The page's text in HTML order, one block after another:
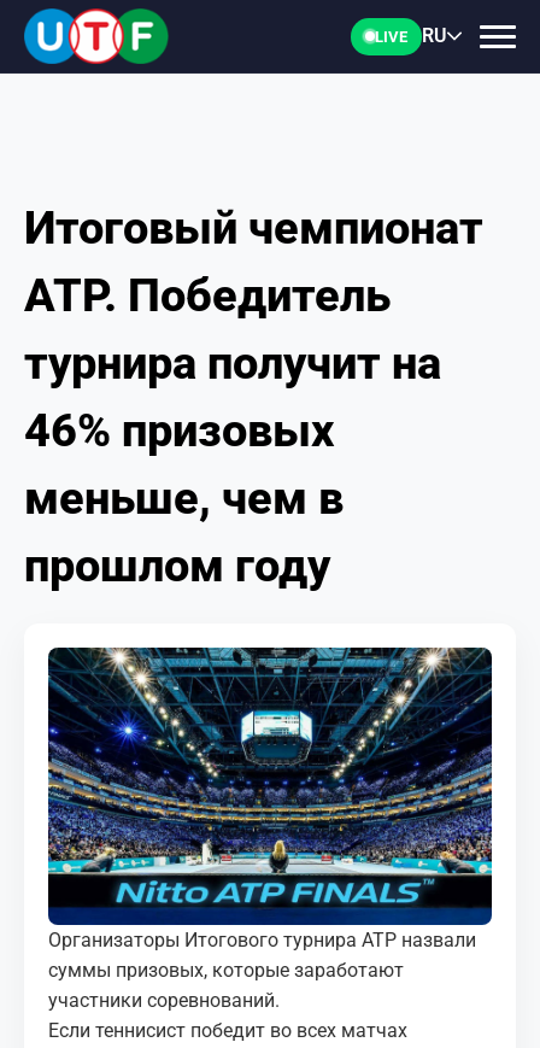
LIVE RU
ГЛАВНАЯ
ФТУ
НОВОСТИ
ДОКУМЕНТЫ
ПЕРСОНАЛИИ
КОНТАКТЫ
UZ-PIN
Итоговый чемпионат
ATP. Победитель
турнира получит на
46% призовых
меньше, чем в
прошлом году
Организаторы Итогового турнира ATP назвали
суммы призовых, которые заработают
участники соревнований.
Если теннисист победит во всех матчах